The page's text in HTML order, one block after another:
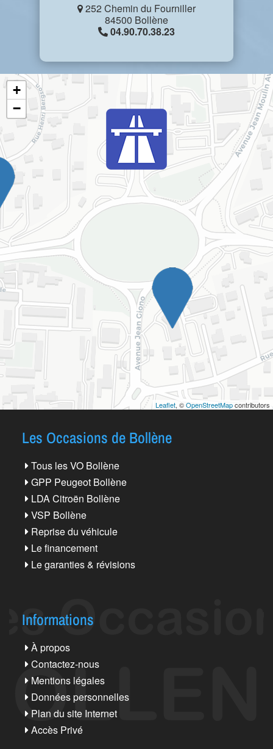
252 Chemin du Fourniller
84500 Bollène
04.90.70.38.23
+
−
Leaflet, ©OpenStreetMapcontributors
Les Occasions de Bollène
Tous les VO Bollène
GPP Peugeot Bollène
LDA Citroën Bollène
VSP Bollène
Reprise du véhicule
Le financement
Le garanties & révisions
Informations
À propos
Contactez-nous
Mentions légales
Données personnelles
Plan du site Internet
Accès Privé